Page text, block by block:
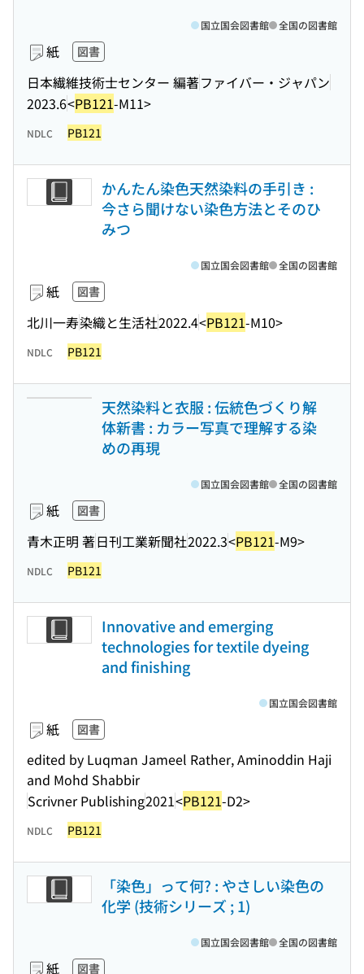
紙 図書
日本繊維技術士センター 編著ファイバー・ジャパン
2023.6<PB121-M11>
国立国会図書館 全国の図書館
NDLC PB121
かんたん染色天然染料の手引き :
今さら聞けない染色方法とそのひ
みつ
紙 図書
北川一寿染織と生活社2022.4<PB121-M10>
国立国会図書館 全国の図書館
NDLC PB121
天然染料と衣服 : 伝統色づくり解
体新書 : カラー写真で理解する染
めの再現
紙 図書
青木正明 著日刊工業新聞社2022.3<PB121-M9>
国立国会図書館 全国の図書館
NDLC PB121
Innovative and emerging
technologies for textile dyeing
and finishing
紙 図書
edited by Luqman Jameel Rather, Aminoddin Haji
and Mohd Shabbir
Scrivner Publishing2021<PB121-D2>
国立国会図書館
NDLC PB121
「染色」って何? : やさしい染色の
化学 (技術シリーズ ; 1)
紙 図書
国立国会図書館 全国の図書館